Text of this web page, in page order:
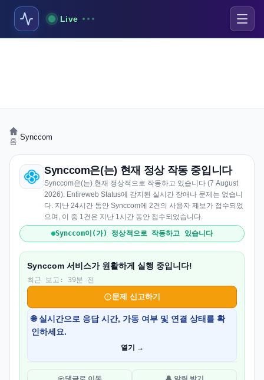
Live
홈 Synccom
Synccom은(는) 현재 정상 작동 중입니다
Synccom은(는) 현재 정상적으로 작동하고 있습니다 (7 August
2026). Entireweb Status에 감지된 실시간 장애나 문제는 없습니
다. 지난 24시간 동안 Synccom에 2건의 사용자 제보가 접수되었
으며, 이 중 1건은 지난 1시간 동안 접수되었습니다.
Synccom이(가) 정상적으로 작동하고 있습니다
Synccom 서비스가 원활하게 실행 중입니다!
최근 보고: 39분 전
문제 신고하기
🌐 실시간으로 응답 시간, 가동 여부 및 연결 상태를 확
인하세요.
열기 →